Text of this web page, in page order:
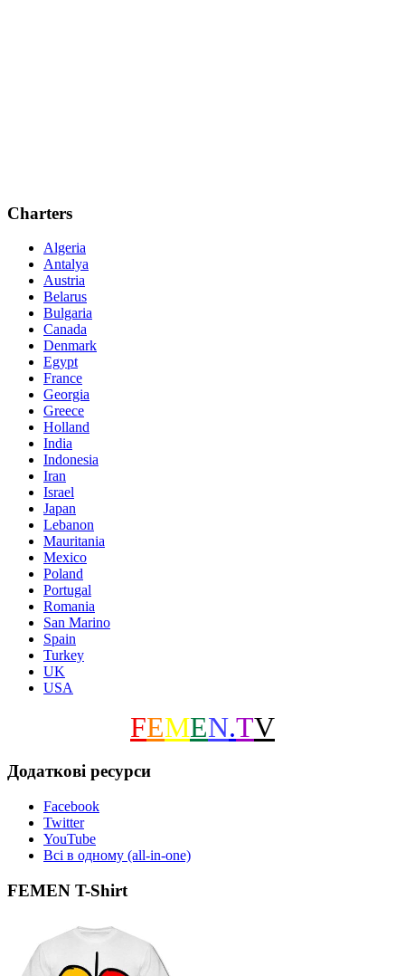
Charters
Algeria
Antalya
Austria
Belarus
Bulgaria
Canada
Denmark
Egypt
France
Georgia
Greece
Holland
India
Indonesia
Iran
Israel
Japan
Lebanon
Mauritania
Mexico
Poland
Portugal
Romania
San Marino
Spain
Turkey
UK
USA
FEMEN.TV
Додаткові ресурси
Facebook
Twitter
YouTube
Всі в одному (all-in-one)
FEMEN T-Shirt